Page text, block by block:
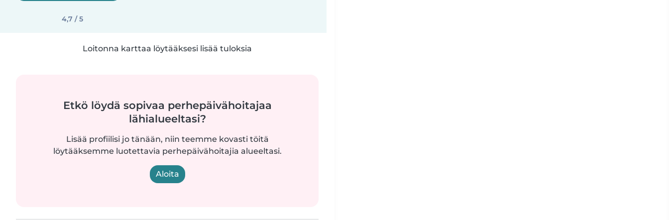
4,7 / 5
Loitonna karttaa löytääksesi lisää tuloksia
Etkö löydä sopivaa perhepäivähoitajaa
lähialueeltasi?
Lisää profiilisi jo tänään, niin teemme kovasti töitä
löytääksemme luotettavia perhepäivähoitajia alueeltasi.
Aloita